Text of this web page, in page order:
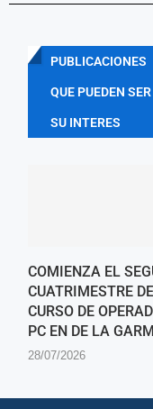
PUBLICACIONES
QUE PUEDEN SER
SU INTERES
COMIENZA EL
CUATRIMESTRE
CURSO DE
PC EN DE LA
28/07/2026